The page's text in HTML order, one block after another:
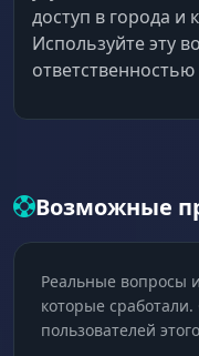
доступ в города
Используйте эту
ответственностью
Возможные
Реальные вопросы
которые
пользователей